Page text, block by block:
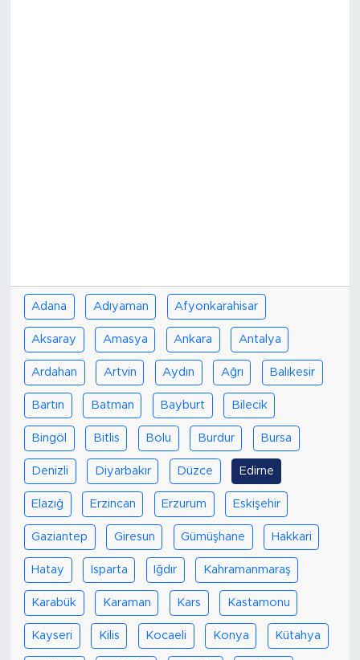
Adana Adıyaman Afyonkarahisar
Aksaray Amasya Ankara Antalya
Ardahan Artvin Aydın Ağrı Balıkesir
Bartın Batman Bayburt Bilecik
Bingöl Bitlis Bolu Burdur Bursa
Denizli Diyarbakır Düzce Edirne
Elazığ Erzincan Erzurum Eskişehir
Gaziantep Giresun Gümüşhane Hakkari
Hatay Isparta Iğdır Kahramanmaraş
Karabük Karaman Kars Kastamonu
Kayseri Kilis Kocaeli Konya Kütahya